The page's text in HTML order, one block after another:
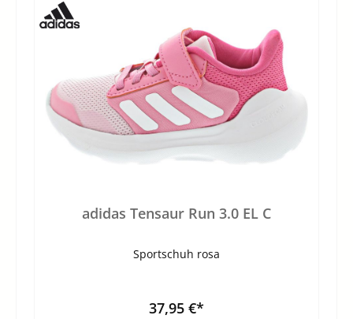
adidas Tensaur Run 3.0 EL C
Sportschuh rosa
37,95 €*